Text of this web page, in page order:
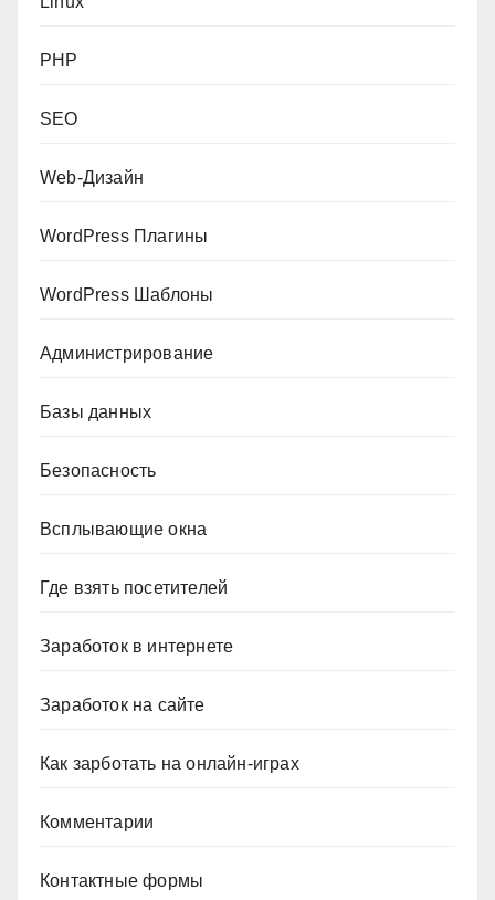
PHP
SEO
Web-Дизайн
WordPress Плагины
WordPress Шаблоны
Администрирование
Базы данных
Безопасность
Всплывающие окна
Где взять посетителей
Заработок в интернете
Заработок на сайте
Как зарботать на онлайн-играх
Комментарии
Контактные формы